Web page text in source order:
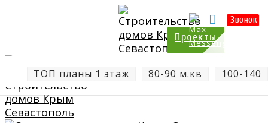
ТОП планы 1 этаж 80-90 м.кв 100-140
Проекты
Звонок